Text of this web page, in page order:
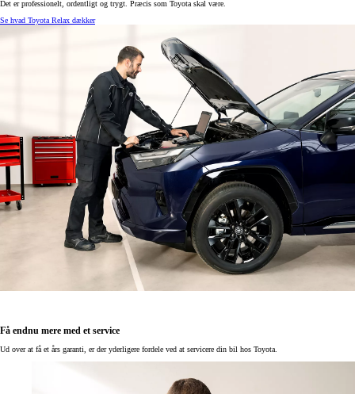
Det er professionelt, ordentligt og trygt. Præcis som Toyota skal være.
Se hvad Toyota Relax dækker
Få endnu mere med et service
Ud over at få et års garanti, er der yderligere fordele ved at servicere din bil hos Toyota.​